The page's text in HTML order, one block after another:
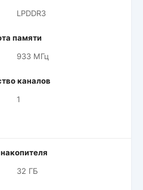
LPDDR3
памяти
933 МГц
каналов
1
32 ГБ